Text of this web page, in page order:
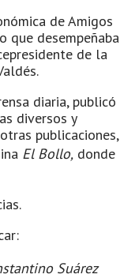
de Amigos
que desempeñaba
de la
diaria, publicó
diversos y
publicaciones,
El Bollo, donde
Suárez